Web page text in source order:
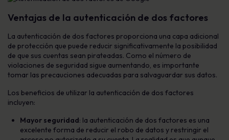
Ventajas de la autenticación de dos factores
La autenticación de dos factores proporciona una capa adicional
de protección que puede reducir significativamente la posibilidad
de que sus cuentas sean pirateadas. Como el número de
violaciones de seguridad sigue aumentando, es importante
tomar las precauciones adecuadas para salvaguardar sus datos.
Los beneficios de utilizar la autenticación de dos factores
incluyen:
Mayor seguridad: la autenticación de dos factores es una
excelente forma de reducir el robo de datos y restringir el